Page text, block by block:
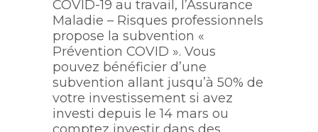
COVID-19 au travail, l’Assurance
Maladie – Risques professionnels
propose la subvention «
Prévention COVID ». Vous
pouvez bénéficier d’une
subvention allant jusqu’à 50% de
votre investissement si avez
investi depuis le 14 mars ou